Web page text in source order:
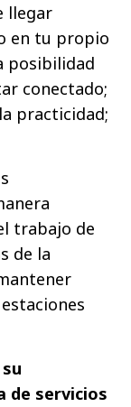
llegar
en tu propio
posibilidad
conectado;
practicidad;
trabajo de
de la
de servicios